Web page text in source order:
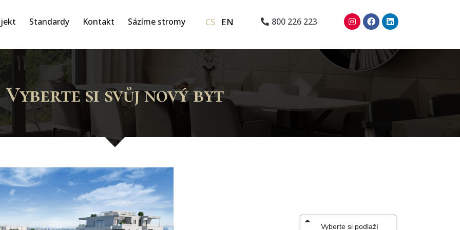
Standardy Kontakt Sázíme stromy CS EN 800 226 223
Vyberte si svůj nový byt